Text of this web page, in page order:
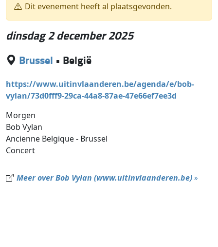
Dit evenement heeft al plaatsgevonden.
dinsdag 2 december 2025
Brussel • België
https://www.uitinvlaanderen.be/agenda/e/bob-
vylan/73d0fff9-29ca-44a8-87ae-47e66ef7ee3d
Morgen
Bob Vylan
Ancienne Belgique - Brussel
Concert
Meer over Bob Vylan (www.uitinvlaanderen.be)»